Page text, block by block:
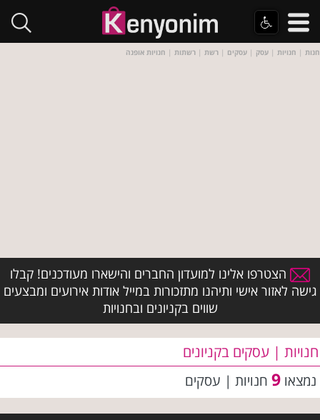
חנות | חנויות | עסק | עסקים | רשת | רשתות | חנויות אופנה
הצטרפו אלינו למועדון החברים והישארו מעודכנים! קבלו
גישה לאזור אישי ותיהנו מתזכורות במייל אודות אירועים ומבצעים
שווים בקניונים ובחנויות
חנויות | עסקים בקניונים
נמצאו 9 חנויות | עסקים